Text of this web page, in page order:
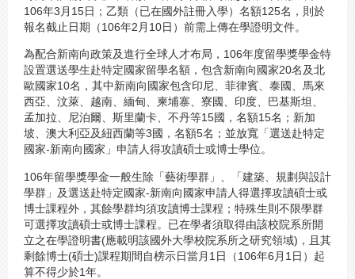
106年3月15日；乙類（已在國外註冊入學）名額125名，則於
報名截止日期（106年2月10日）前需上傳在學證明文件。
為配合新南向政策及進行全球人才布局，106年度留學獎學金特
設置選送學生赴特定國家留學名額，包含新南向國家20名及北
歐國家10名，其中新南向國家包含印尼、菲律賓、泰國、馬來
西亞、汶萊、越南、緬甸、柬埔寨、寮國、印度、巴基斯坦、
孟加拉、尼泊爾、斯里蘭卡、不丹等15國，名額15名；新加
坡、澳大利亞及紐西蘭等3國，名額5名；並放寬「選送赴特定
國家-新南向國家」申請人得攻讀碩士或博士學位。
106年留學獎學金一般生除「藝術學群」、「建築、規劃與設計
學群」及選送赴特定國家-新南向國家申請人得選擇攻讀碩士或
博士課程外，其餘學群均須攻讀博士課程；特殊生則不限學群
可選擇攻讀碩士或博士課程。已在學者須取得由該校院系所開
立之在學證明書(應載明該國外大學校院系所之研究領域)，且其
剩餘博士(碩士)課程期間自榜示日當月1日（106年6月1日）起
算不得少於1年。